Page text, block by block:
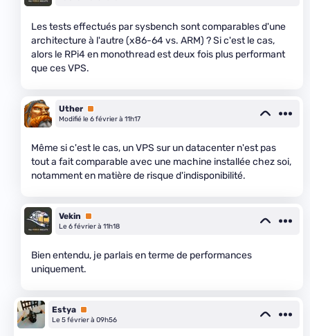
Les tests effectués par sysbench sont comparables d'une
architecture à l'autre (x86-64 vs. ARM) ? Si c'est le cas,
alors le RPi4 en monothread est deux fois plus performant
que ces VPS.
Uther Premium
Modifié le 6 février à 11h17
Même si c'est le cas, un VPS sur un datacenter n'est pas
tout a fait comparable avec une machine installée chez soi,
notamment en matière de risque d'indisponibilité.
Vekin
Premium
Le 6 février à 11h18
Bien entendu, je parlais en terme de performances
uniquement.
Estya Premium
Le 5 février à 09h56